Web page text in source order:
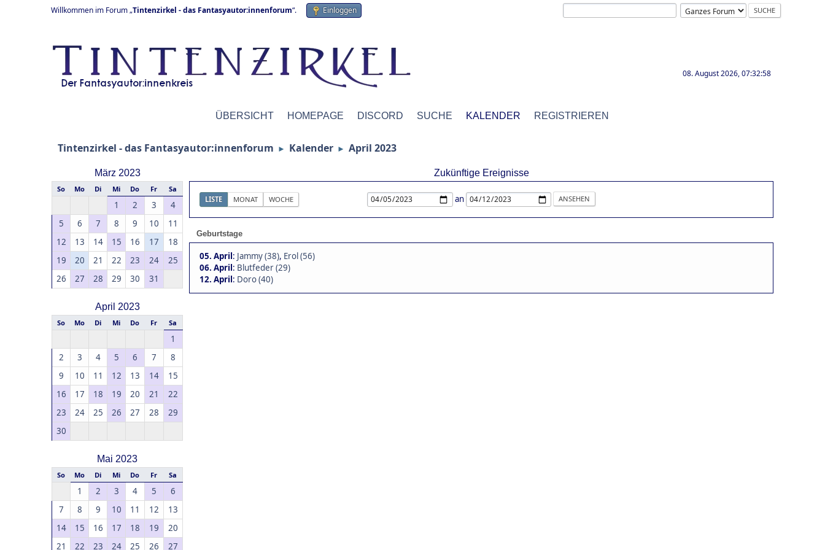
Willkommen im Forum „Tintenzirkel - das Fantasyautor:innenforum“. Einloggen
08. August 2026, 07:32:58
ÜBERSICHT HOMEPAGE DISCORD SUCHE KALENDER REGISTRIEREN
Tintenzirkel - das Fantasyautor:innenforum ► Kalender ► April 2023
März 2023
So Mo Di Mi Do Fr Sa
1 2 3
4
5
6 7 8 9 10
11
12
13 14 15 16 17
18
19
20 21 22 23 24
25
26
27 28 29 30 31
April 2023
So Mo Di Mi Do Fr Sa
1
2
3 4 5 6 7
8
9
10 11 12 13 14
15
16
17 18 19 20 21
22
23
24 25 26 27 28
29
30
Mai 2023
So Mo Di Mi Do Fr Sa
1 2 3 4 5
6
7
8 9 10 11 12
13
14
15 16 17 18 19
20
21
22 23 24 25 26 27
Zukünftige Ereignisse
LISTE MONAT WOCHE an
Geburtstage
05. April: Jammy (38), Erol (56)
06. April: Blutfeder (29)
12. April: Doro (40)